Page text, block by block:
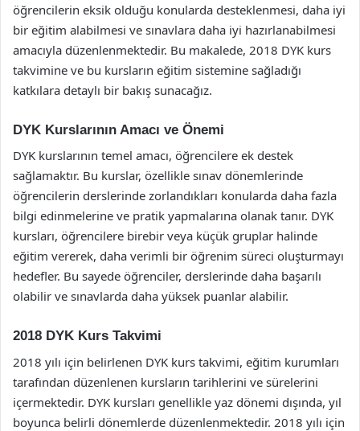
öğrencilerin eksik olduğu konularda desteklenmesi, daha iyi
bir eğitim alabilmesi ve sınavlara daha iyi hazırlanabilmesi
amacıyla düzenlenmektedir. Bu makalede, 2018 DYK kurs
takvimine ve bu kursların eğitim sistemine sağladığı
katkılara detaylı bir bakış sunacağız.
DYK Kurslarının Amacı ve Önemi
DYK kurslarının temel amacı, öğrencilere ek destek
sağlamaktır. Bu kurslar, özellikle sınav dönemlerinde
öğrencilerin derslerinde zorlandıkları konularda daha fazla
bilgi edinmelerine ve pratik yapmalarına olanak tanır. DYK
kursları, öğrencilere birebir veya küçük gruplar halinde
eğitim vererek, daha verimli bir öğrenim süreci oluşturmayı
hedefler. Bu sayede öğrenciler, derslerinde daha başarılı
olabilir ve sınavlarda daha yüksek puanlar alabilir.
2018 DYK Kurs Takvimi
2018 yılı için belirlenen DYK kurs takvimi, eğitim kurumları
tarafından düzenlenen kursların tarihlerini ve sürelerini
içermektedir. DYK kursları genellikle yaz dönemi dışında, yıl
boyunca belirli dönemlerde düzenlenmektedir. 2018 yılı için